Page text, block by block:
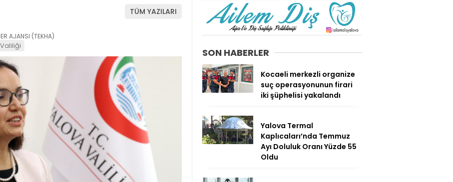
TÜM YAZILARI
AJANSI (TEKHA)
SON HABERLER
Kocaeli merkezli organize
suç operasyonunun firari
iki şüphelisi yakalandı
Yalova Termal
Kaplıcaları’nda Temmuz
Ayı Doluluk Oranı Yüzde 55
Oldu